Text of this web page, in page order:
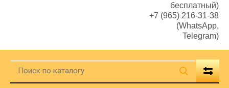
бесплатный)
+7 (965) 216-31-38
(WhatsApp,
Telegram)